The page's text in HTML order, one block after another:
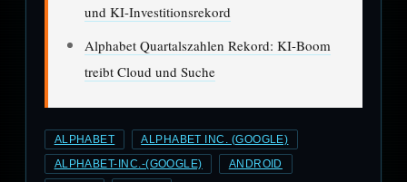
und KI-Investitionsrekord
Alphabet Quartalszahlen Rekord: KI-Boom
treibt Cloud und Suche
ALPHABET ALPHABET INC. (GOOGLE)
ALPHABET-INC.-(GOOGLE) ANDROID